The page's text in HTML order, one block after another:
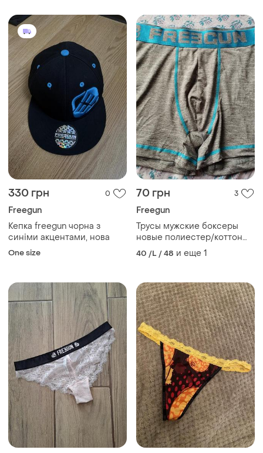
330 грн 0
Freegun
Кепка freegun чорна з
синіми акцентами, нова
One size
70 грн 3
Freegun
Трусы мужские боксеры
новые полиестер/коттон
р.48-50 freegun
40 /L / 48 и еще 1